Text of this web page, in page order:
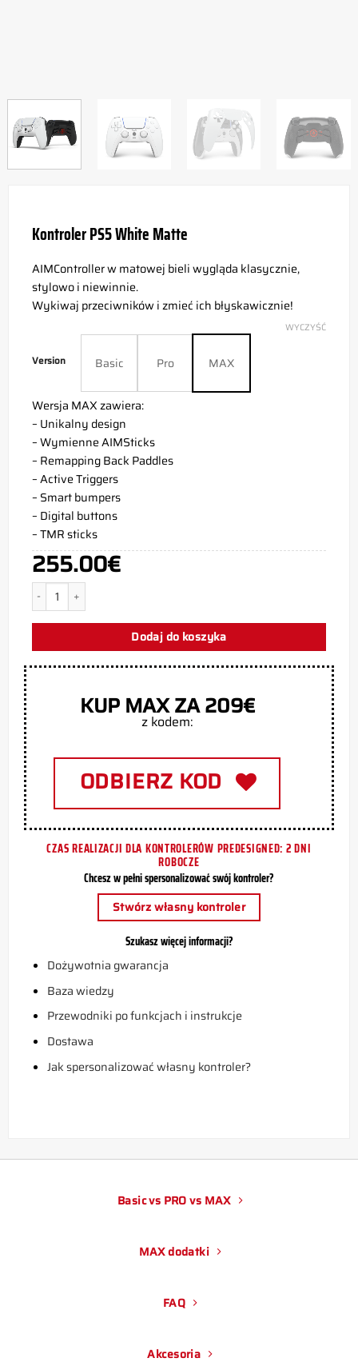
Kontroler PS5 White Matte
AIMController w matowej bieli wygląda klasycznie,
stylowo i niewinnie.
Wykiwaj przeciwników i zmieć ich błyskawicznie!
Version Basic Pro MAX
WYCZYŚĆ
Wersja MAX zawiera:
– Unikalny design
– Wymienne AIMSticks
– Remapping Back Paddles
– Active Triggers
– Smart bumpers
– Digital buttons
– TMR sticks
255.00€
ilość Kontroler PS5 White Matte
Dodaj do koszyka
KUP MAX ZA 209€
z kodem:
ODBIERZ KOD
CZAS REALIZACJI DLA KONTROLERÓW PREDESIGNED: 2 DNI
ROBOCZE
Chcesz w pełni spersonalizować swój kontroler?
Stwórz własny kontroler
Szukasz więcej informacji?
Dożywotnia gwarancja
Baza wiedzy
Przewodniki po funkcjach i instrukcje
Dostawa
Jak spersonalizować własny kontroler?
Basic vs PRO vs MAX
MAX dodatki
FAQ
Akcesoria